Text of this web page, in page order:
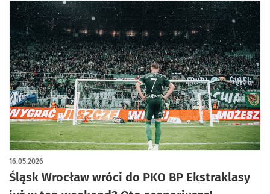
Śląsk Wrocław wróci do PKO BP Ekstraklasy
16.05.2026